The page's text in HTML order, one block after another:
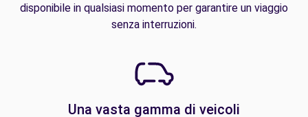
disponibile in qualsiasi momento per garantire un viaggio
senza interruzioni.
Una vasta gamma di veicoli